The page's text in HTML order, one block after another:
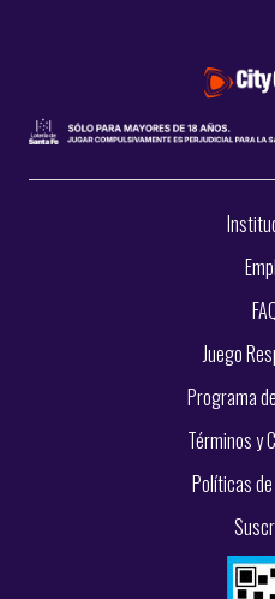
Juego
Programa
Términos y
Políticas